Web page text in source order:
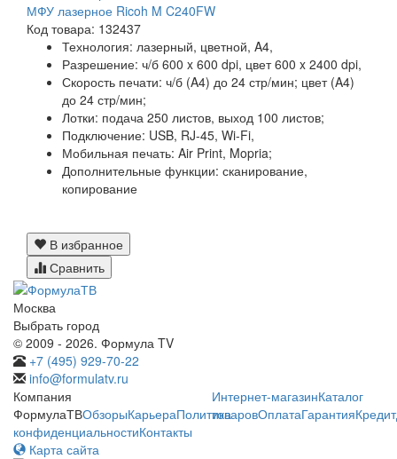
МФУ лазерное Ricoh M C240FW
Код товара: 132437
Технология: лазерный, цветной, A4,
Разрешение: ч/б 600 x 600 dpi, цвет 600 x 2400 dpi,
Скорость печати: ч/б (A4) до 24 стр/мин; цвет (A4)
до 24 стр/мин;
Лотки: подача 250 листов, выход 100 листов;
Подключение: USB, RJ-45, Wi-Fi,
Мобильная печать: Air Print, Mopria;
Дополнительные функции: сканирование,
копирование
В избранное
Сравнить
Москва
Выбрать город
© 2009 - 2026. Формула TV
+7 (495) 929-70-22
info@formulatv.ru
Компания
ФормулаТВОбзорыКарьераПолитика
конфиденциальностиКонтакты
Интернет-магазинКаталог
товаровОплатаГарантияКредит
Карта сайта